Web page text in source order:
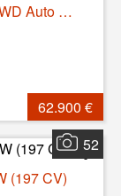
Volvo XC60 T6 Recharge Ultra Bright AWD Auto 257 kW (350 CV)
62.900 €
52
(197 CV)